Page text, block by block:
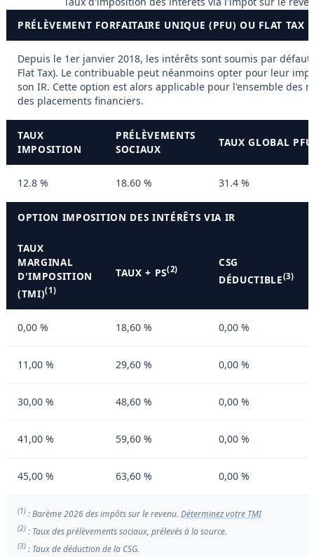
PRÉLÈVEMENT FORFAITAIRE UNIQUE (PFU) OU FLAT TAX
Depuis le 1er janvier 2018, les intérêts sont soumis par défaut
Flat Tax). Le contribuable peut néanmoins opter pour leur
son IR. Cette option est alors applicable pour l'ensemble des
des placements financiers.
TAUX
IMPOSITION
PRÉLÈVEMENTS
SOCIAUX
TAUX GLOBAL
12.8 % 18.60 % 31.4 %
OPTION IMPOSITION DES INTÉRÊTS VIA IR
TAUX
MARGINAL
D'IMPOSITION
(TMI)(1)
TAUX + PS(2)
CSG
DÉDUCTIBLE(3)
0,00 % 18,60 % 0,00 %
11,00 % 29,60 % 0,00 %
30,00 % 48,60 % 0,00 %
41,00 % 59,60 % 0,00 %
45,00 % 63,60 % 0,00 %
(1) : Barème 2026 des impôts sur le revenu. Déterminez votre TMI
(2) : Taux des prélèvements sociaux, prélevés à la source.
(3) : Taux de déduction de la CSG.